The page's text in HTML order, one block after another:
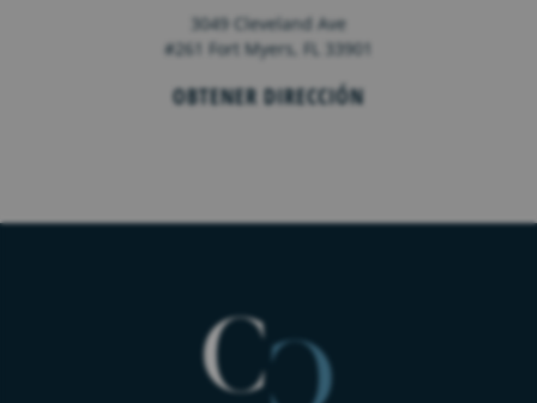
3049 Cleveland Ave
#261 Fort Myers, FL 33901
OBTENER DIRECCIÓN